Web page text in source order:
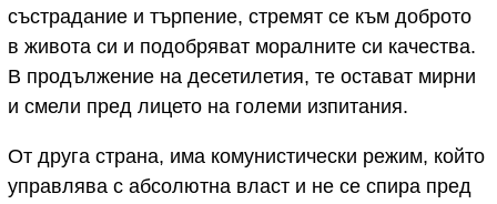
състрадание и търпение, стремят се към доброто
в живота си и подобряват моралните си качества.
В продължение на десетилетия, те остават мирни
и смели пред лицето на големи изпитания.
От друга страна, има комунистически режим, който
управлява с абсолютна власт и не се спира пред